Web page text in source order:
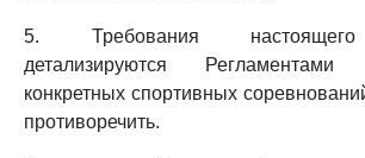
5. Требования
детализируются Регламентами
конкретных спортивных
противоречить.